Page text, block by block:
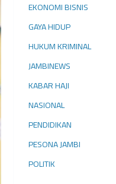
EKONOMI BISNIS
GAYA HIDUP
HUKUM KRIMINAL
JAMBINEWS
KABAR HAJI
NASIONAL
PENDIDIKAN
PESONA JAMBI
POLITIK